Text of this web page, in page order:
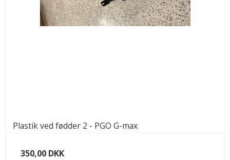
Plastik ved fødder 2 - PGO G-max
350,00 DKK